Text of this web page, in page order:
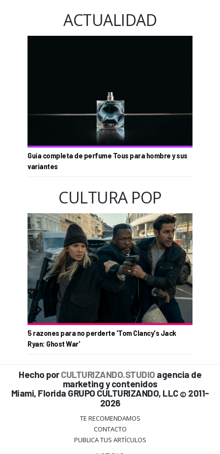
ACTUALIDAD
Guía completa de perfume Tous para hombre y sus
variantes
CULTURA POP
5 razones para no perderte 'Tom Clancy's Jack
Ryan: Ghost War'
Hecho porCULTURIZANDO.STUDIO agencia de
marketing y contenidos
Miami, Florida GRUPO CULTURIZANDO, LLC © 2011-
2026
TE RECOMENDAMOS
CONTACTO
PUBLICA TUS ARTÍCULOS